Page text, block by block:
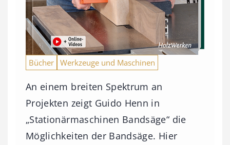
Bücher Werkzeuge und Maschinen
An einem breiten Spektrum an
Projekten zeigt Guido Henn in
„Stationärmaschinen Bandsäge“ die
Möglichkeiten der Bandsäge. Hier